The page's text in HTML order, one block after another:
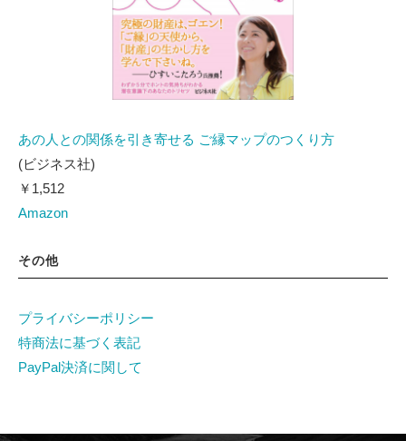
あの人との関係を引き寄せる ご縁マップのつくり方
(ビジネス社)
￥1,512
Amazon
その他
プライバシーポリシー
特商法に基づく表記
PayPal決済に関して